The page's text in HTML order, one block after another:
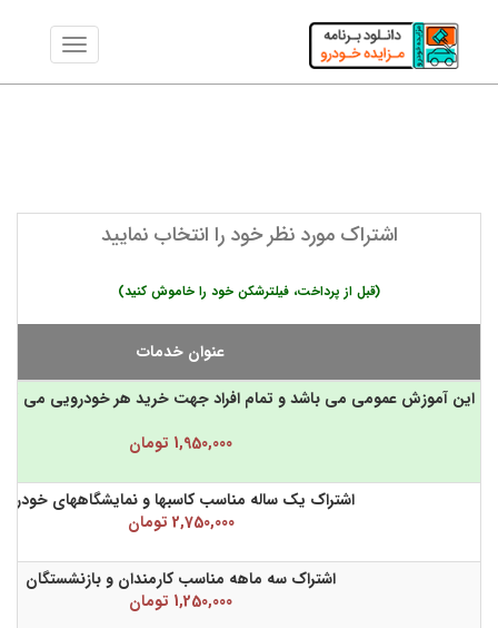
اشتراک مورد نظر خود را انتخاب نمایید
(قبل از پرداخت، فیلترشکن خود را خاموش کنید)
عنوان خدمات
این آموزش عمومی می باشد و تمام افراد جهت خرید هر خودرویی می
1,950,000 تومان
اشتراک یک ساله مناسب کاسبها و نمایشگاههای خودرو
2,750,000 تومان
اشتراک سه ماهه مناسب کارمندان و بازنشستگان
1,250,000 تومان